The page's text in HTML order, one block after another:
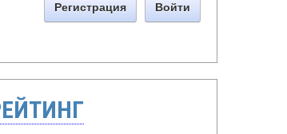
Регистрация Войти